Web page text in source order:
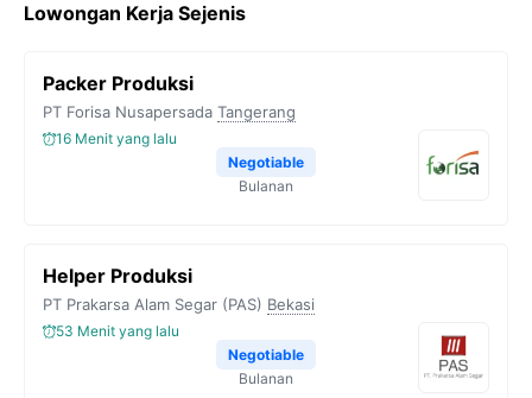
Lowongan Kerja Sejenis
Packer Produksi
PT Forisa Nusapersada Tangerang
16 Menit yang lalu
Negotiable
Bulanan
Helper Produksi
PT Prakarsa Alam Segar (PAS) Bekasi
53 Menit yang lalu
Negotiable
Bulanan